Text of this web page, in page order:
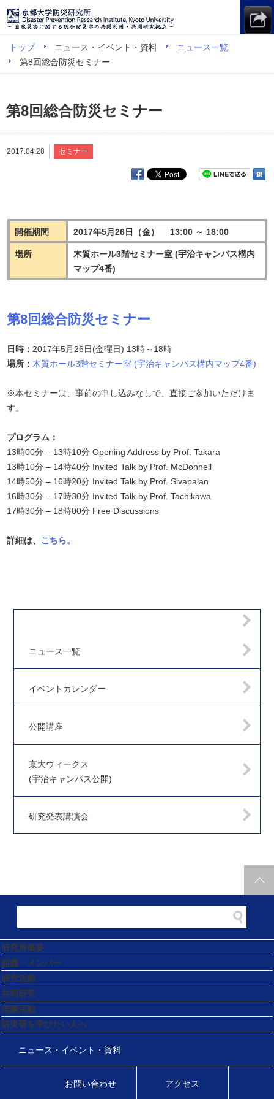
トップ ニュース・イベント・資料
ニュース一覧
第8回総合防災セミナー
第8回総合防災セミナー
2017.04.28 セミナー
開催期間 2017年5月26日（金） 13:00 ～ 18:00
場所
木質ホール3階セミナー室 (宇治キャンパス構内
マップ4番)
第8回総合防災セミナー
日時： 2017年5月26日(金曜日) 13時～18時
場所： 木質ホール3階セミナー室 (宇治キャンパス構内マップ4番)
※本セミナーは、事前の申し込みなしで、直接ご参加いただけま
す。
プログラム：
13時00分 – 13時10分 Opening Address by Prof. Takara
13時10分 – 14時40分 Invited Talk by Prof. McDonnell
14時50分 – 16時20分 Invited Talk by Prof. Sivapalan
16時30分 – 17時30分 Invited Talk by Prof. Tachikawa
17時30分 – 18時00分 Free Discussions
詳細は、 こちら。
ニュース一覧
イベントカレンダー
公開講座
京大ウィークス
(宇治キャンパス公開)
研究発表講演会
研究所概要
組織・メンバー
研究活動
共同研究
国際活動
防災研を学びたい人へ
ニュース・イベント・資料
お問い合わせ アクセス